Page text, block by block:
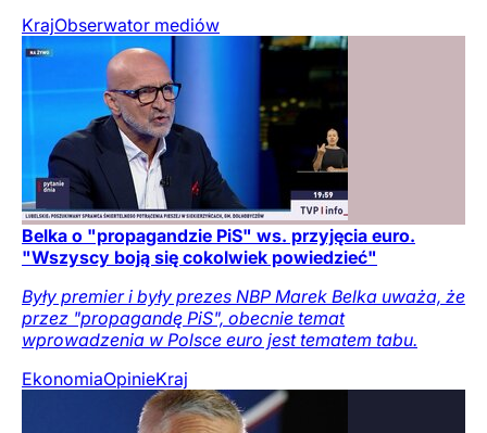
KrajObserwator mediów
Belka o "propagandzie PiS" ws. przyjęcia euro.
"Wszyscy boją się cokolwiek powiedzieć"
Były premier i były prezes NBP Marek Belka uważa, że
przez "propagandę PiS", obecnie temat
wprowadzenia w Polsce euro jest tematem tabu.
EkonomiaOpinieKraj